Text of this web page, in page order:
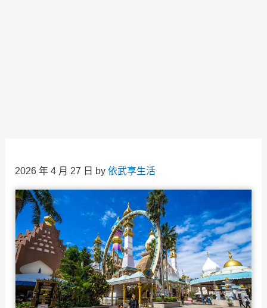
2026 年 4 月 27 日 by 依武享生活